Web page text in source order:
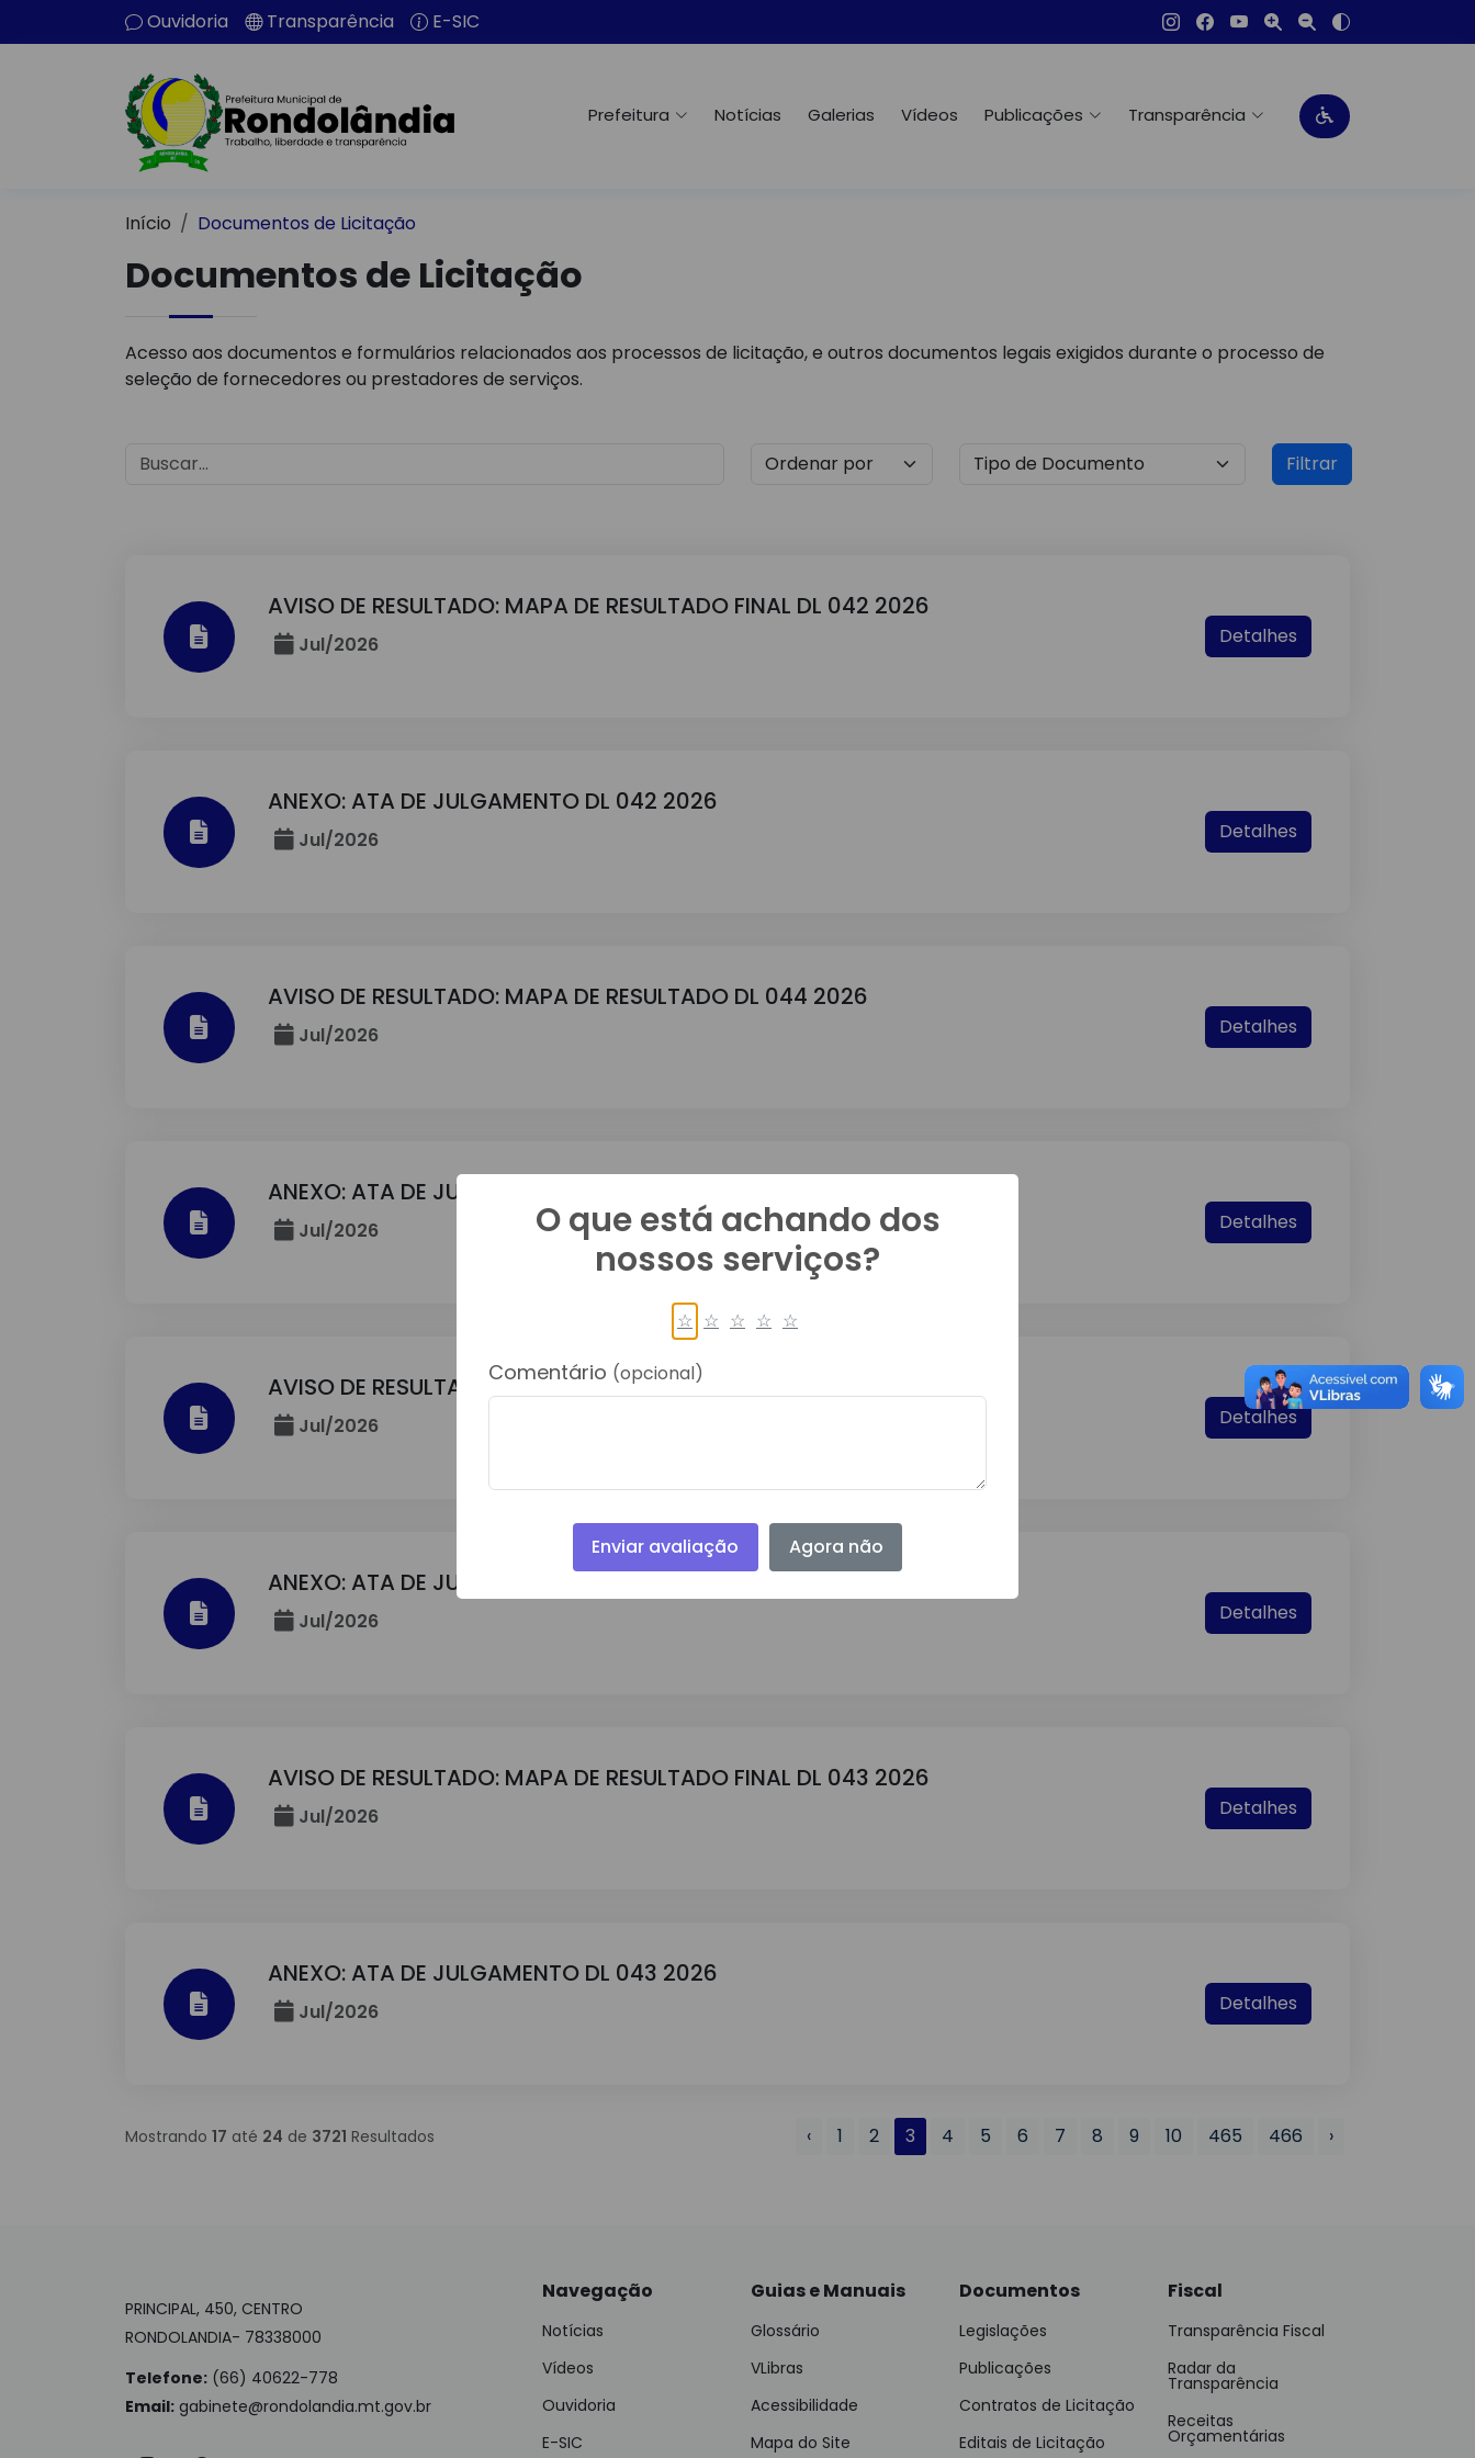
Ouvidoria Transparência E-SIC
Prefeitura Notícias Galerias Vídeos Publicações Transparência
Início Documentos de Licitação
Documentos de Licitação
Acesso aos documentos e formulários relacionados aos processos de licitação, e outros documentos legais exigidos durante o processo de
seleção de fornecedores ou prestadores de serviços.
Filtrar
AVISO DE RESULTADO: MAPA DE RESULTADO FINAL DL 042 2026
Jul/2026 Detalhes
ANEXO: ATA DE JULGAMENTO DL 042 2026
Jul/2026 Detalhes
AVISO DE RESULTADO: MAPA DE RESULTADO DL 044 2026
Jul/2026 Detalhes
ANEXO: ATA DE JULGAMENTO DL 044 2026
Jul/2026 Detalhes
AVISO DE RESULTADO: MAPA DE RESULTADO DL 045 2026
Jul/2026 Detalhes
ANEXO: ATA DE JULGAMENTO DL 045 2026
Jul/2026 Detalhes
AVISO DE RESULTADO: MAPA DE RESULTADO FINAL DL 043 2026
Jul/2026 Detalhes
ANEXO: ATA DE JULGAMENTO DL 043 2026
Jul/2026 Detalhes
Mostrando 17 até 24 de 3721 Resultados ‹ 1 2 3 4 5 6 7 8 9 10 465 466 ›
PRINCIPAL, 450, CENTRO
RONDOLANDIA- 78338000
Telefone: (66) 40622-778
Email: gabinete@rondolandia.mt.gov.br
Navegação
Notícias
Vídeos
Ouvidoria
E-SIC
Guias e Manuais
Glossário
VLibras
Acessibilidade
Mapa do Site
Documentos
Legislações
Publicações
Contratos de Licitação
Editais de Licitação
Fiscal
Transparência Fiscal
Radar da
Transparência
Receitas
Orçamentárias
O que está achando dos
nossos serviços?
☆ ☆ ☆ ☆ ☆
Comentário (opcional)
Enviar avaliação Agora não